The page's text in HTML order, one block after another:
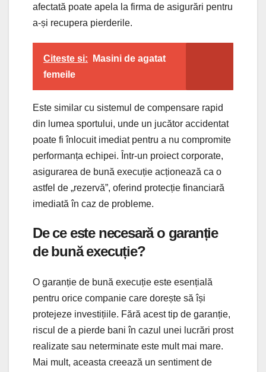
afectată poate apela la firma de asigurări pentru
a-și recupera pierderile.
Citeste si:
Masini de agatat
femeile
Este similar cu sistemul de compensare rapid
din lumea sportului, unde un jucător accidentat
poate fi înlocuit imediat pentru a nu compromite
performanța echipei. Într-un proiect corporate,
asigurarea de bună execuție acționează ca o
astfel de „rezervă”, oferind protecție financiară
imediată în caz de probleme.
De ce este necesară o garanție
de bună execuție?
O garanție de bună execuție este esențială
pentru orice companie care dorește să își
protejeze investițiile. Fără acest tip de garanție,
riscul de a pierde bani în cazul unei lucrări prost
realizate sau neterminate este mult mai mare.
Mai mult, aceasta creează un sentiment de